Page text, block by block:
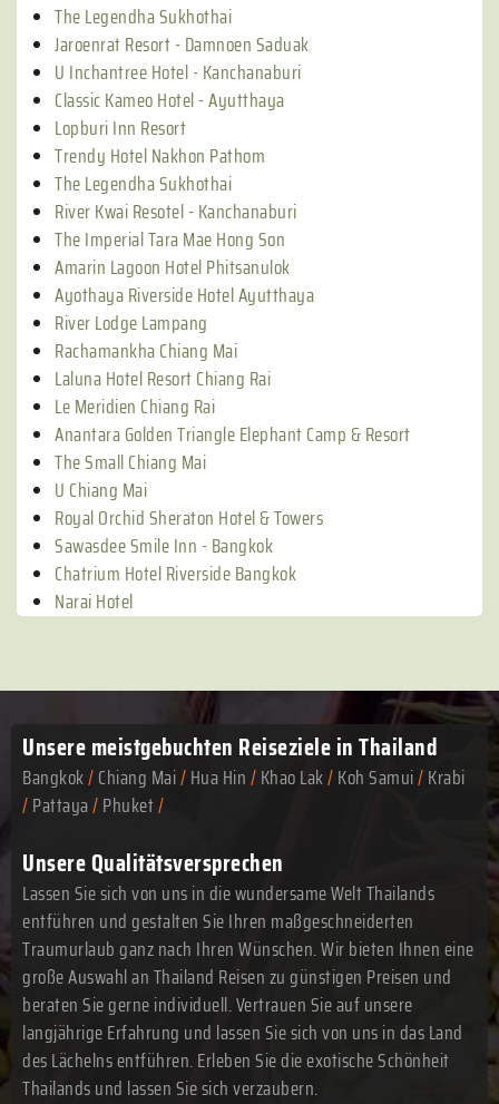
The Legendha Sukhothai
Jaroenrat Resort - Damnoen Saduak
U Inchantree Hotel - Kanchanaburi
Classic Kameo Hotel - Ayutthaya
Lopburi Inn Resort
Trendy Hotel Nakhon Pathom
The Legendha Sukhothai
River Kwai Resotel - Kanchanaburi
The Imperial Tara Mae Hong Son
Amarin Lagoon Hotel Phitsanulok
Ayothaya Riverside Hotel Ayutthaya
River Lodge Lampang
Rachamankha Chiang Mai
Laluna Hotel Resort Chiang Rai
Le Meridien Chiang Rai
Anantara Golden Triangle Elephant Camp & Resort
The Small Chiang Mai
U Chiang Mai
Royal Orchid Sheraton Hotel & Towers
Sawasdee Smile Inn - Bangkok
Chatrium Hotel Riverside Bangkok
Narai Hotel
Unsere meistgebuchten Reiseziele in Thailand
Bangkok/Chiang Mai/Hua Hin/Khao Lak/Koh Samui/Krabi
/Pattaya/Phuket/
Unsere Qualitätsversprechen
Lassen Sie sich von uns in die wundersame Welt Thailands
entführen und gestalten Sie Ihren maßgeschneiderten
Traumurlaub ganz nach Ihren Wünschen. Wir bieten Ihnen eine
große Auswahl an Thailand Reisen zu günstigen Preisen und
beraten Sie gerne individuell. Vertrauen Sie auf unsere
langjährige Erfahrung und lassen Sie sich von uns in das Land
des Lächelns entführen. Erleben Sie die exotische Schönheit
Thailands und lassen Sie sich verzaubern.